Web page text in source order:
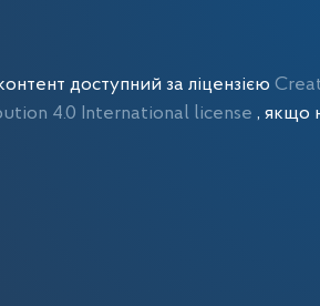
доступний за ліцензією
4.0 International license , якщо